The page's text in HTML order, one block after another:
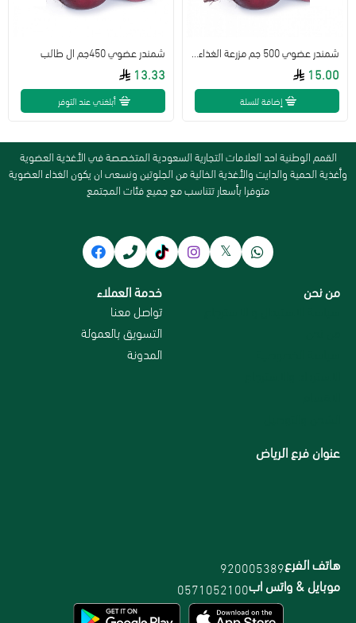
15.00
إضافة للسلة
شمندر عضوي 450جم ال طالب
13.33
أبلغني عند التوفر
القمم الوطنية احد العلامات التجارية السعودية المتخصصة في الأغذية العضوية
وأغذية الحمية والدايت والأغذية الخالية من الجلوتين ونسعى ان يكون الغذاء العضوية
متوفرا بأسعار تتناسب مع جميع فئات المجتمع
من نحن خدمة العملاء
تواصل معنا
التسويق بالعمولة
المدونة
عنوان فرع الرياض
هاتف الفرع920005389
موبايل & واتس اب0571052100